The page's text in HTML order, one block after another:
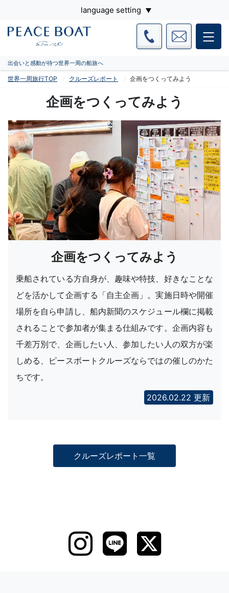
language setting
出会いと感動が待つ世界一周の船旅へ
世界一周旅行TOP クルーズレポート 企画をつくってみよう
企画をつくってみよう
企画をつくってみよう
乗船されている方自身が、趣味や特技、好きなことな
どを活かして企画する「自主企画」。実施日時や開催
場所を自ら申請し、船内新聞のスケジュール欄に掲載
されることで参加者が集まる仕組みです。企画内容も
千差万別で、企画したい人、参加したい人の双方が楽
しめる、ピースボートクルーズならではの催しのかた
ちです。
2026.02.22 更新
クルーズレポート一覧